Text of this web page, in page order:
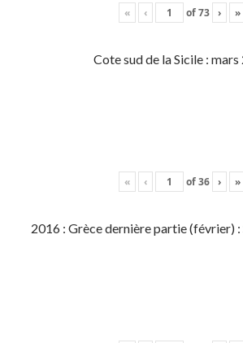
« ‹ of73 › »
Cote sud de la Sicile :
« ‹ of36 › »
2016 : Grèce dernière partie (février)